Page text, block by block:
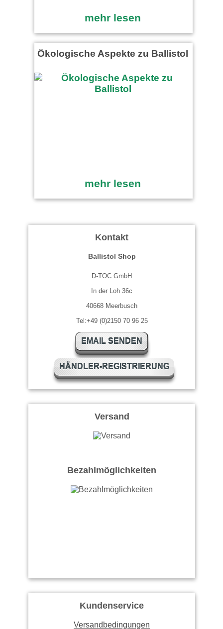
mehr lesen
Ökologische Aspekte zu Ballistol
mehr lesen
Kontakt
Ballistol Shop
D-TOC GmbH
In der Loh 36c
40668 Meerbusch
Tel:+49 (0)2150 70 96 25
EMAIL SENDEN
HÄNDLER-REGISTRIERUNG
Versand
Bezahlmöglichkeiten
Kundenservice
Versandbedingungen